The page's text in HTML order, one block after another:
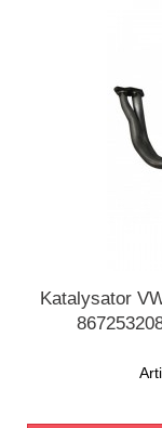
Katalysator